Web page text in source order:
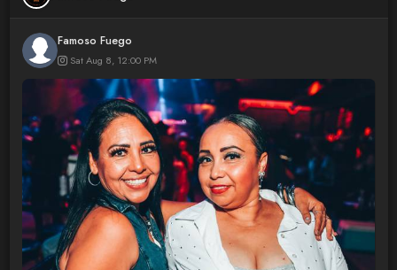
Famoso Fuego
Sat Aug 8, 12:00 PM